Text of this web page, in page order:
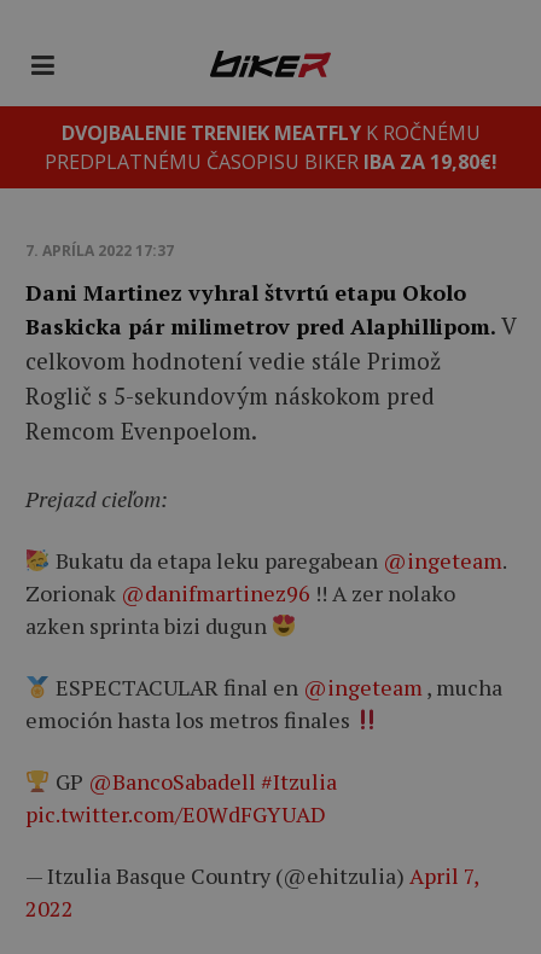
DVOJBALENIE TRENIEK MEATFLYK ROČNÉMU
PREDPLATNÉMU ČASOPISU BIKER IBA ZA 19,80€!
7. APRÍLA 2022 17:37
Dani Martinez vyhral štvrtú etapu Okolo
Baskicka pár milimetrov pred Alaphillipom. V
celkovom hodnotení vedie stále Primož
Roglič s 5-sekundovým náskokom pred
Remcom Evenpoelom.
Prejazd cieľom:
Bukatu da etapa leku paregabean @ingeteam.
Zorionak @danifmartinez96 !! A zer nolako
azken sprinta bizi dugun
ESPECTACULAR final en @ingeteam, mucha
emoción hasta los metros finales
GP @BancoSabadell #Itzulia
pic.twitter.com/E0WdFGYUAD
— Itzulia Basque Country (@ehitzulia) April 7,
2022